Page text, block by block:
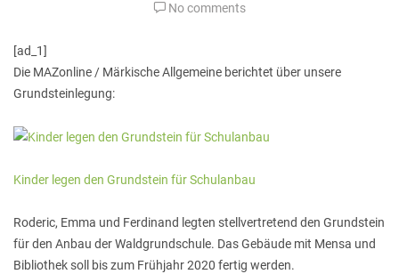
No comments
[ad_1]
Die MAZonline / Märkische Allgemeine berichtet über unsere
Grundsteinlegung:
Kinder legen den Grundstein für Schulanbau
Roderic, Emma und Ferdinand legten stellvertretend den Grundstein
für den Anbau der Waldgrundschule. Das Gebäude mit Mensa und
Bibliothek soll bis zum Frühjahr 2020 fertig werden.